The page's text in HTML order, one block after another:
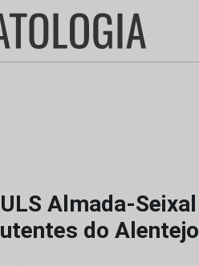
ULS Almada-
utentes do Alentejo